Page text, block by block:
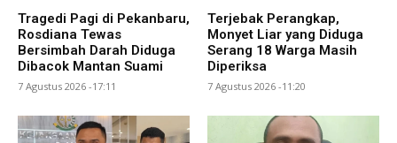
Tragedi Pagi di Pekanbaru,
Rosdiana Tewas
Bersimbah Darah Diduga
Dibacok Mantan Suami
7 Agustus 2026 -17:11
Terjebak Perangkap,
Monyet Liar yang Diduga
Serang 18 Warga Masih
Diperiksa
7 Agustus 2026 -11:20